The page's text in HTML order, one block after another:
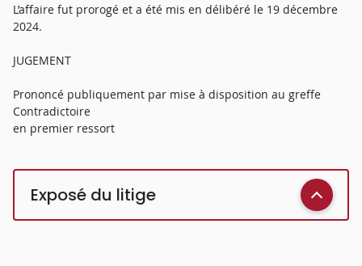
L’affaire fut prorogé et a été mis en délibéré le 19 décembre
2024.
JUGEMENT
Prononcé publiquement par mise à disposition au greffe
Contradictoire
en premier ressort
Exposé du litige